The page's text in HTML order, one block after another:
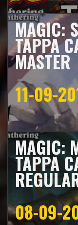
MAGIC:
TAPPA
MASTER
11-09-
MAGIC:
TAPPA
08-09-